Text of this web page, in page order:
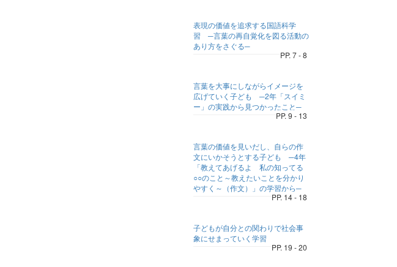
表現の価値を追求する国語科学
習 ─言葉の再自覚化を図る活動の
あり方をさぐる─
PP. 7 - 8
言葉を大事にしながらイメージを
広げていく子ども ─2年「スイミ
ー」の実践から見つかったこと─
PP. 9 - 13
言葉の価値を見いだし、自らの作
文にいかそうとする子ども ─4年
「教えてあげるよ 私の知ってる
○○のこと～教えたいことを分かり
やすく～（作文）」の学習から─
PP. 14 - 18
子どもが自分との関わりで社会事
象にせまっていく学習
PP. 19 - 20